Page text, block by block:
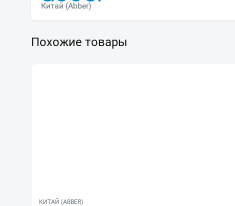
Китай (Abber)
Похожие товары
КИТАЙ (ABBER)